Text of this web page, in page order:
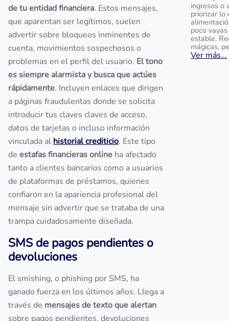
de tu entidad financiera. Estos mensajes,
que aparentan ser legítimos, suelen
advertir sobre bloqueos inminentes de
cuenta, movimientos sospechosos o
problemas en el perfil del usuario. El tono
es siempre alarmista y busca que actúes
rápidamente. Incluyen enlaces que dirigen
a páginas fraudulentas donde se solicita
introducir tus claves claves de acceso,
datos de tarjetas o incluso información
vinculada al historial crediticio. Este tipo
de estafas financieras online ha afectado
tanto a clientes bancarios como a usuarios
de plataformas de préstamos, quienes
confiaron en la apariencia profesional del
mensaje sin advertir que se trataba de una
trampa cuidadosamente diseñada.
SMS de pagos pendientes o
devoluciones
El smishing, o phishing por SMS, ha
ganado fuerza en los últimos años. Llega a
través de mensajes de texto que alertan
sobre pagos pendientes, devoluciones
ingresos o
priorizar lo
poco
estable.
mágicas,
Ver más...